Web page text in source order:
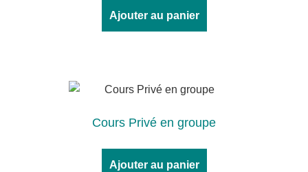
Ajouter au panier
Cours Privé en groupe
Ajouter au panier